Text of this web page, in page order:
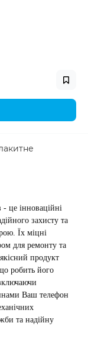
це інноваційні
захисту та
Їх міцні
для ремонту та
продукт
робить його
Ваш телефон
та надійну